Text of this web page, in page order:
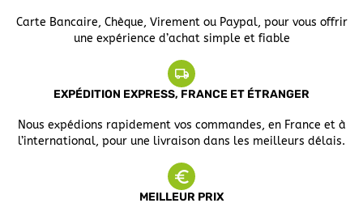
Carte Bancaire, Chèque, Virement ou Paypal, pour vous offrir
une expérience d’achat simple et fiable
EXPÉDITION EXPRESS, FRANCE ET ÉTRANGER
Nous expédions rapidement vos commandes, en France et à
l’international, pour une livraison dans les meilleurs délais.
MEILLEUR PRIX